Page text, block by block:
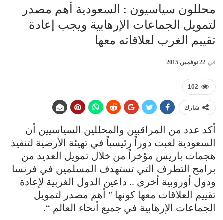
محللون سياسيون : السعودية أهم مصدر
لتمويل الجماعات الإرهابية ويجب إعادة
تقييم الغرب لعلاقاته معها
في 22 نوفمبر, 2015
102
شارك
أكد عدد من المراقبين والمحللين السياسيين أن
السعودية لعبت دوراً رئيسياً في تهيئة الأرضية لتنفيذ
هجمات باريس مؤخراً من خلال تمويل العديد من
برامج التطرف التي تستهدف المسلمين في فرنسا
ودول أوروبية أخرى .. داعين الدول الغربية لإعادة
تقييم العلاقات معها كونها ” أهم مصدر لتمويل
الجماعات الإرهابية في جميع أنحاء العالم “.